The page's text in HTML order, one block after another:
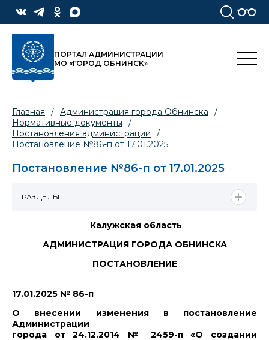
ПОРТАЛ АДМИНИСТРАЦИИ
МО «ГОРОД ОБНИНСК»
Главная / Администрация города Обнинска
/
Нормативные документы
/
Постановления администрации
/
Постановление №86-п от 17.01.2025
Постановление №86-п от 17.01.2025
Калужская область
АДМИНИСТРАЦИЯ ГОРОДА ОБНИНСКА
ПОСТАНОВЛЕНИЕ
17.01.2025 № 86-п
О внесении изменения в постановление
Администрации
города от 24.12.2014 № 2459-п «О создании
РАЗДЕЛЫ